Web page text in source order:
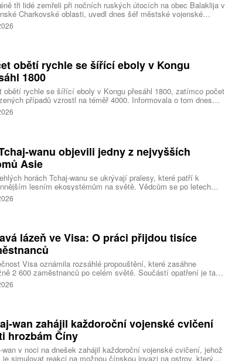
tři lidé zemřeli při nočních ruských útocích na obec Balaklija v
Charkovské oblasti, uvedl dnes šéf městské vojenské
Vitalij Karabanov. Ukrajinské letectvo ráno oznámilo, že Rusko
útočilo na Ukrajinu čtyřmi střelami a 101 bezpilotními letouny,
obětí rychle se šířící eboly v Kongu
1800
obětí rychle se šířící eboly v Kongu přesáhl 1800, zatímco počet
případů vzrostl na téměř 4000. Informovala o tom dnes
Reuters s odkazem na konžské úřady.
wanu objevili jedny z nejvyšších
Asie
horách Tchaj-wanu se ukrývají pralesy, které patří k
lesním ekosystémům na světě. Vědcům se po letech
pátrání podařilo objevit jedli tchajwanskou vysokou 84,1
která je dnes považována za nejvyšší známý strom ve
lázeň ve Visa: O práci přijdou tisíce
Visa oznámila rozsáhlé propouštění, které zasáhne
2 600 zaměstnanců po celém světě. Součástí opatření je také
320 pracovních míst v kalifornském Foster City, kde firma
významné technologické centrum. Vyplývá to z dokumentů
wan zahájil každoroční vojenské cvičení
hrozbám Číny
wan v noci na dnešek zahájil každoroční vojenské cvičení, jehož
simulovat reakci na možnou čínskou invazi na ostrov, který